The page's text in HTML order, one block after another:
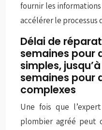
fournir les
accélérer le processus
Délai de
semaines pour
simples,
semaines pour
complexes
Une fois que
plombier agréé peut